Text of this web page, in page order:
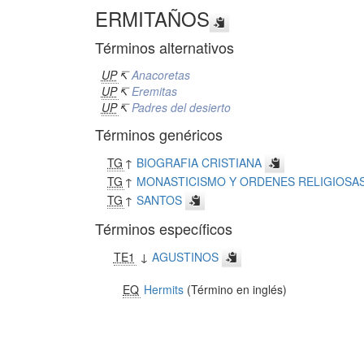
ERMITAÑOS
Términos alternativos
UP ↸Anacoretas
UP ↸Eremitas
UP ↸Padres del desierto
Términos genéricos
TG ↑ BIOGRAFIA CRISTIANA
TG ↑ MONASTICISMO Y ORDENES
TG ↑SANTOS
Términos específicos
TE1 ↓ AGUSTINOS
EQ Hermits (Término en inglés)